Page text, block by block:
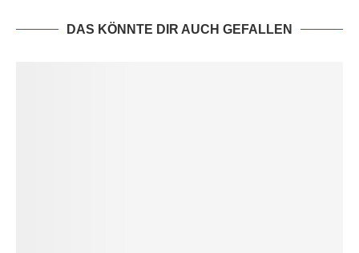
DAS KÖNNTE DIR AUCH GEFALLEN